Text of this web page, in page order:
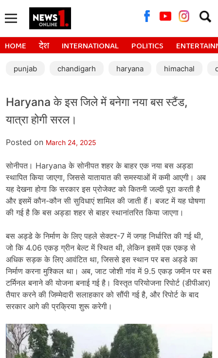
for:
HOME देश INTERNATIONAL POLITICS
punjab chandigarh haryana himachal
Haryana के इस जिले में बनेगा नया बस स्टैंड,
यात्रा होगी सरल।
Posted on March 24, 2025
सोनीपत। Haryana के सोनीपत शहर के बाहर एक नया बस अड्डा
स्थापित किया जाएगा, जिससे यातायात की समस्याओं में कमी आएगी। अब
यह देखना होगा कि सरकार इस प्रोजेक्ट को कितनी जल्दी पूरा करती है
और इसमें कौन-कौन सी सुविधाएं शामिल की जाती हैं। बजट में यह घोषणा
की गई है कि बस अड्डा शहर से बाहर स्थानांतरित किया जाएगा।
बस अड्डे के निर्माण के लिए पहले सेक्टर-7 में जगह निर्धारित की गई थी,
जो कि 4.06 एकड़ ग्रीन बेल्ट में स्थित थी, लेकिन इसमें एक एकड़ से
अधिक सड़क के लिए आवंटित था, जिससे इस स्थान पर बस अड्डे का
निर्माण करना मुश्किल था। अब, जाट जोशी गांव में 9.5 एकड़ जमीन पर बस
टर्मिनल बनाने की योजना बनाई गई है। विस्तृत परियोजना रिपोर्ट (डीपीआर)
तैयार करने की जिम्मेदारी सलाहकार को सौंपी गई है, और रिपोर्ट के बाद
सरकार आगे की प्रक्रिया शुरू करेगी।